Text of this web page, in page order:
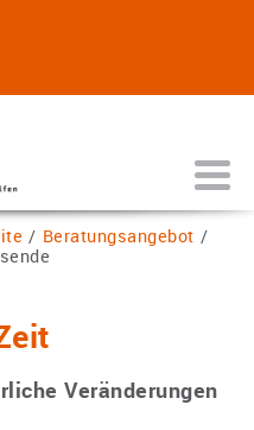
/ Beratungsangebot /
Veränderungen